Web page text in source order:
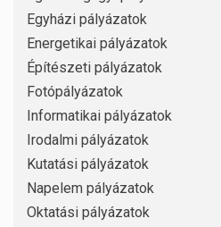
Egyházi pályázatok
Energetikai pályázatok
Építészeti pályázatok
Fotópályázatok
Informatikai pályázatok
Irodalmi pályázatok
Kutatási pályázatok
Napelem pályázatok
Oktatási pályázatok